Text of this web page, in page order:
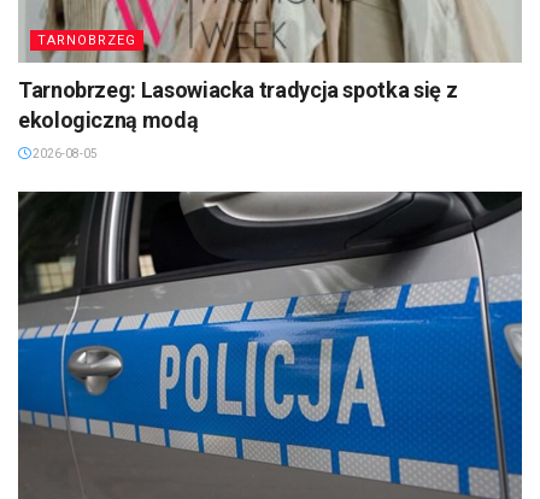
TARNOBRZEG
Tarnobrzeg: Lasowiacka tradycja spotka się z
ekologiczną modą
2026-08-05